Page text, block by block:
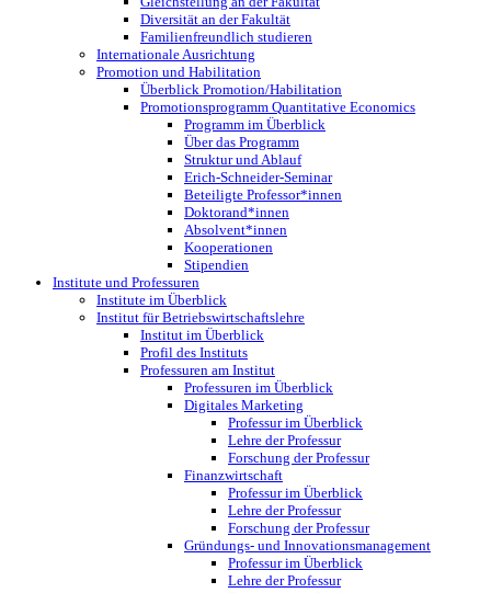
Diversität an der Fakultät
Familienfreundlich studieren
Internationale Ausrichtung
Promotion und Habilitation
Überblick Promotion/Habilitation
Promotionsprogramm Quantitative Economics
Programm im Überblick
Über das Programm
Struktur und Ablauf
Erich-Schneider-Seminar
Beteiligte Professor*innen
Doktorand*innen
Absolvent*innen
Kooperationen
Stipendien
Institute und Professuren
Institute im Überblick
Institut für Betriebswirtschaftslehre
Institut im Überblick
Profil des Instituts
Professuren am Institut
Professuren im Überblick
Digitales Marketing
Professur im Überblick
Lehre der Professur
Forschung der Professur
Finanzwirtschaft
Professur im Überblick
Lehre der Professur
Forschung der Professur
Gründungs- und Innovationsmanagement
Professur im Überblick
Lehre der Professur